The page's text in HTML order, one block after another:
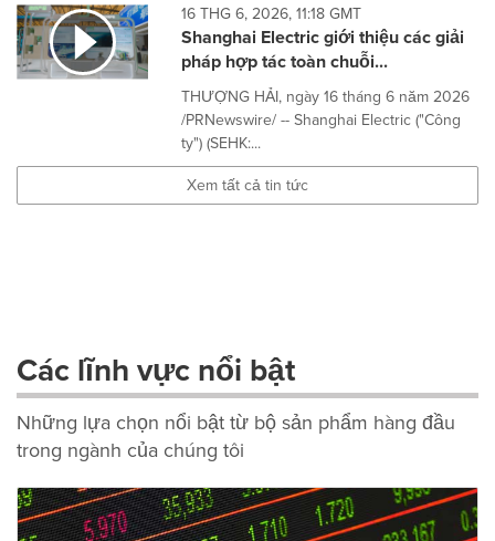
16 THG 6, 2026, 11:18 GMT
Shanghai Electric giới thiệu các giải
pháp hợp tác toàn chuỗi...
THƯỢNG HẢI, ngày 16 tháng 6 năm 2026
/PRNewswire/ -- Shanghai Electric ("Công
ty") (SEHK:...
Xem tất cả tin tức
Các lĩnh vực nổi bật
Những lựa chọn nổi bật từ bộ sản phẩm hàng đầu
trong ngành của chúng tôi